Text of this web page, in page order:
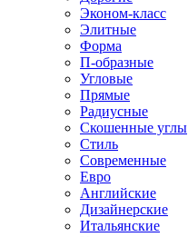
Эконом-класс
Элитные
Форма
П-образные
Угловые
Прямые
Радиусные
Скошенные углы
Стиль
Современные
Евро
Английские
Дизайнерские
Итальянские